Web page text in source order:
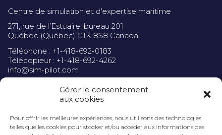
Gérer le consentement
aux cookies
Pour offrir les meilleures expériences, nous utilisons des technologies
telles que les cookies pour stocker et/ou accéder aux informations des
Centre de simulation et d'expertise maritime
271, rue de l’Estuaire, bureau 201
Québec (Québec) G1K 8S8 Canada
Téléphone : +1-418-692-0183
Télécopieur : +1-418-692-4262
info@sim-pilot.com
Politique de confidentialité